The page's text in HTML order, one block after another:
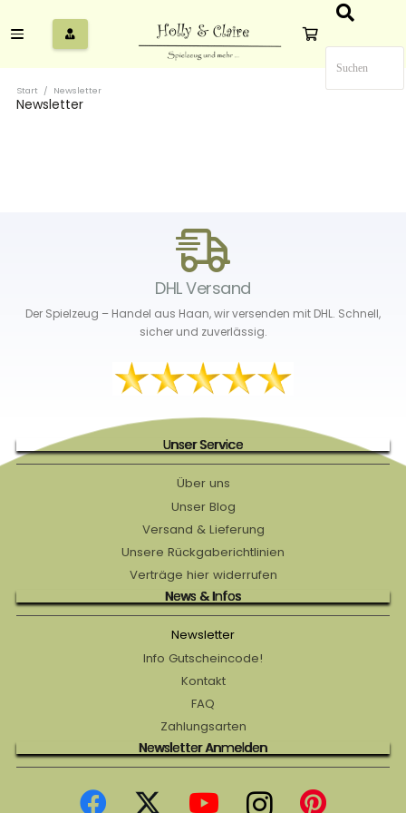
Start / Newsletter
Newsletter
DHL Versand
Der Spielzeug – Handel aus Haan, wir versenden mit DHL. Schnell,
sicher und zuverlässig.
Unser Service
Über uns
Unser Blog
Versand & Lieferung
Unsere Rückgaberichtlinien
Verträge hier widerrufen
News & Infos
Newsletter
Info Gutscheincode!
Kontakt
FAQ
Zahlungsarten
Newsletter Anmelden